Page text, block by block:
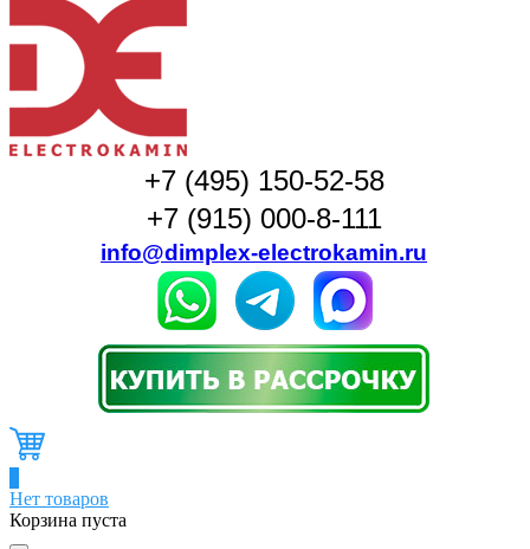
+7 (495) 150-52-58
+7 (915) 000-8-111
info@dimplex-electrokamin.ru
Нет товаров
Корзина пуста